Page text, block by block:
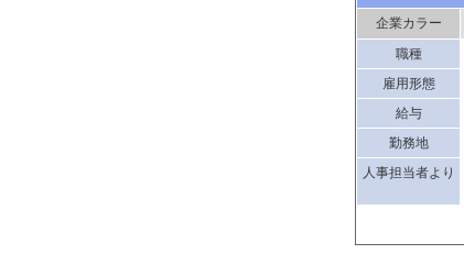
企業カラー
職種
雇用形態
給与
勤務地
人事担当者より